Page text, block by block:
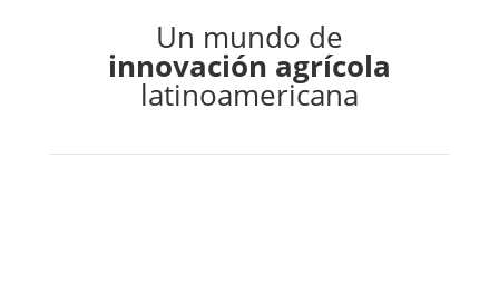
Un mundo de
innovación agrícola
latinoamericana